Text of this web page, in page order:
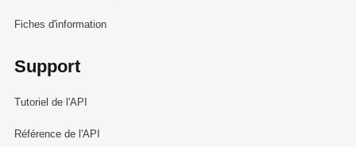
Fiches d'information
Support
Tutoriel de l'API
Référence de l'API